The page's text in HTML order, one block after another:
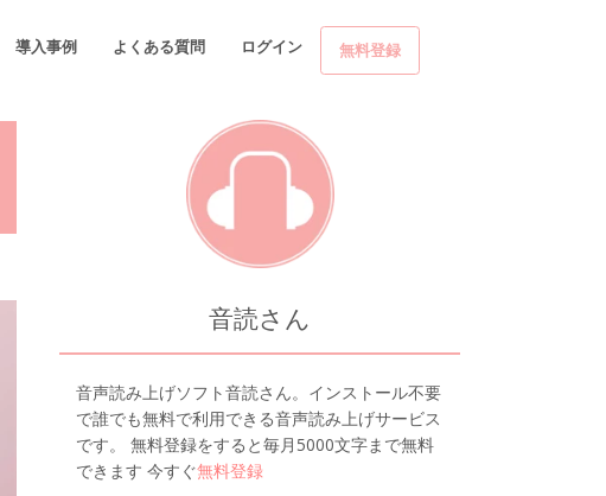
導入事例 よくある質問 ログイン 無料登録
音読さん
音声読み上げソフト音読さん。インストール不要
で誰でも無料で利用できる音声読み上げサービス
です。 無料登録をすると毎月5000文字まで無料
できます 今すぐ無料登録